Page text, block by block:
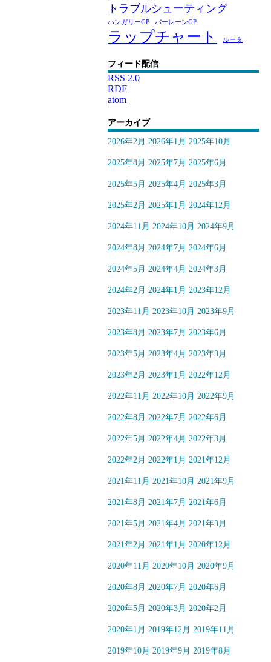
トラブルシューティング
ハンガリーGP バーレーンGP
ラップチャート ルータ
フィード配信
RSS 2.0
RDF
atom
アーカイブ
2026年2月 2026年1月 2025年10月
2025年8月 2025年7月 2025年6月
2025年5月 2025年4月 2025年3月
2025年2月 2025年1月 2024年12月
2024年11月 2024年10月 2024年9月
2024年8月 2024年7月 2024年6月
2024年5月 2024年4月 2024年3月
2024年2月 2024年1月 2023年12月
2023年11月 2023年10月 2023年9月
2023年8月 2023年7月 2023年6月
2023年5月 2023年4月 2023年3月
2023年2月 2023年1月 2022年12月
2022年11月 2022年10月 2022年9月
2022年8月 2022年7月 2022年6月
2022年5月 2022年4月 2022年3月
2022年2月 2022年1月 2021年12月
2021年11月 2021年10月 2021年9月
2021年8月 2021年7月 2021年6月
2021年5月 2021年4月 2021年3月
2021年2月 2021年1月 2020年12月
2020年11月 2020年10月 2020年9月
2020年8月 2020年7月 2020年6月
2020年5月 2020年3月 2020年2月
2020年1月 2019年12月 2019年11月
2019年10月 2019年9月 2019年8月